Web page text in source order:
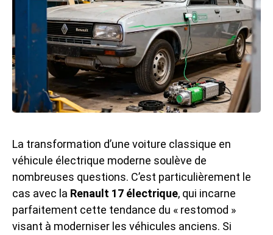
La transformation d’une voiture classique en
véhicule électrique moderne soulève de
nombreuses questions. C’est particulièrement le
cas avec la Renault 17 électrique, qui incarne
parfaitement cette tendance du « restomod »
visant à moderniser les véhicules anciens. Si